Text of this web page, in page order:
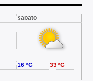
sabato
16 °C 33 °C